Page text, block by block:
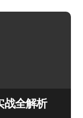
战全解析